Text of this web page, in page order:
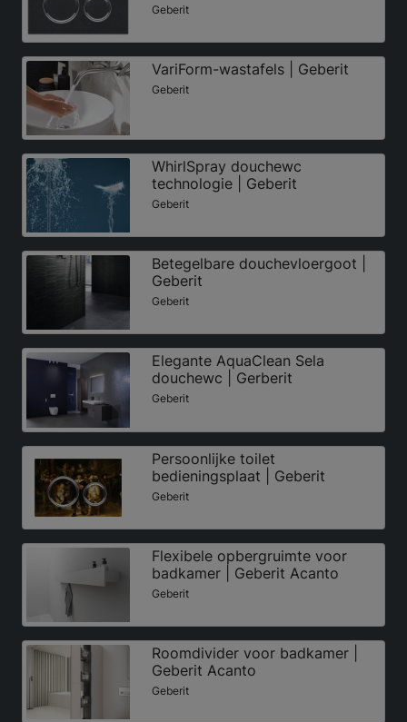
Geberit
VariForm-wastafels | Geberit
Geberit
WhirlSpray douchewc
technologie | Geberit
Geberit
Betegelbare douchevloergoot |
Geberit
Geberit
Elegante AquaClean Sela
douchewc | Gerberit
Geberit
Persoonlijke toilet
bedieningsplaat | Geberit
Geberit
Flexibele opbergruimte voor
badkamer | Geberit Acanto
Geberit
Roomdivider voor badkamer |
Geberit Acanto
Geberit